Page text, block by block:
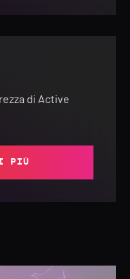
di Active
PIÙ